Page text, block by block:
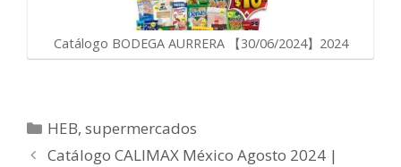
Catálogo BODEGA AURRERA 【30/06/2024】2024
Categorías
HEB,supermercados
Catálogo CALIMAX México Agosto 2024 |